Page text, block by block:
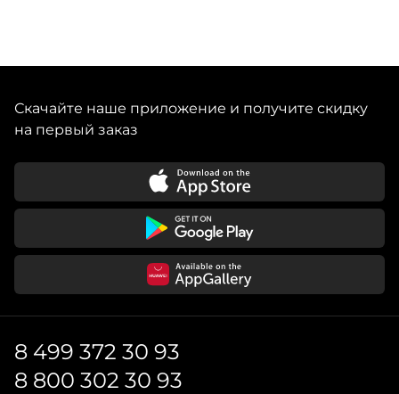
Скачайте наше приложение и получите скидку
на первый заказ
8 499 372 30 93
8 800 302 30 93